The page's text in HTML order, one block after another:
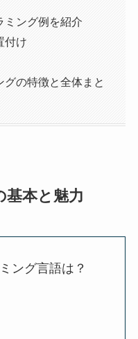
ミング例を紹介
付け
グの特徴と全体まと
基本と魅力
ング言語は？